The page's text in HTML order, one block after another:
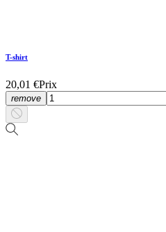
T-shirt
20,01 €Prix
remove